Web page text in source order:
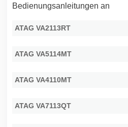
Bedienungsanleitungen an
ATAG VA2113RT
ATAG VA5114MT
ATAG VA4110MT
ATAG VA7113QT